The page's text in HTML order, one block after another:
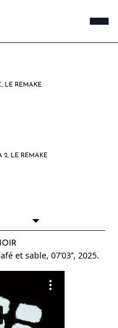
LE REMAKE
2, LE REMAKE
LE TIGRE ET L...
et sable, 07’03’’, 2025.